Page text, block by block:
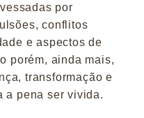
por
conflitos
e aspectos de
porém, ainda mais,
transformação e
a pena ser vivida.